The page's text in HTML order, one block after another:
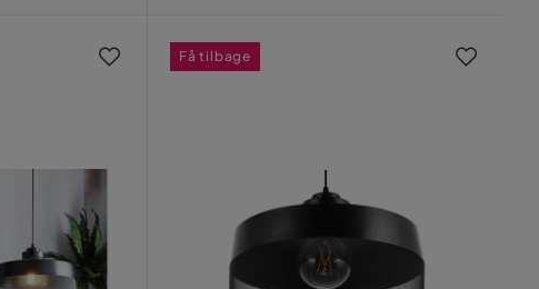
Få tilbage